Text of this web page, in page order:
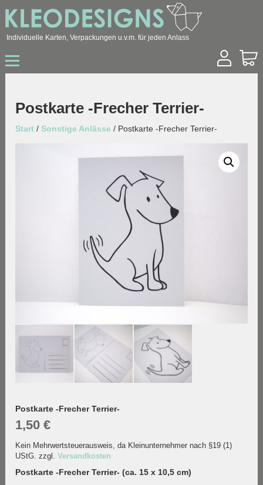
Individuelle Karten, Verpackungen u.v.m. für jeden Anlass
Hochzeit
Geburtstag
Geburt / Taufe
Postkarte -Frecher Terrier-
Start /Sonstige Anlässe / Postkarte -Frecher Terrier-
Postkarte -Frecher Terrier-
1,50€
Kein Mehrwertsteuerausweis, da Kleinunternehmer nach §19 (1)
UStG. zzgl.Versandkosten
Postkarte -Frecher Terrier- (ca. 15 x 10,5 cm)